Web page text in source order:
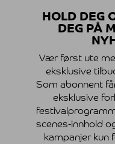
HOLD DEG
DEG PÅ
Vær først ute
eksklusive
Som abonnent
eksklusive
scenes-innhold
kampanjer kun